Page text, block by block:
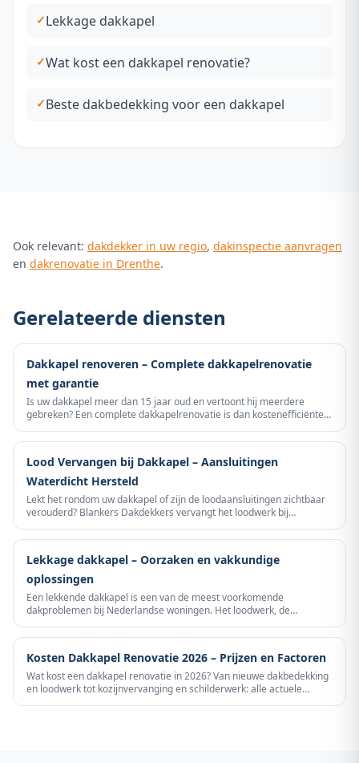
Lekkage dakkapel
Wat kost een dakkapel renovatie?
Beste dakbedekking voor een dakkapel
Ook relevant: dakdekker in uw regio, dakinspectie aanvragen
en dakrenovatie in Drenthe.
Gerelateerde diensten
Dakkapel renoveren – Complete dakkapelrenovatie
met garantie
Is uw dakkapel meer dan 15 jaar oud en vertoont hij meerdere
gebreken? Een complete dakkapelrenovatie is dan kostenefficiënter
dakkapel van dakbedekking tot loodwerk — duurzaam, vakkundig en
Lood Vervangen bij Dakkapel – Aansluitingen
Waterdicht Hersteld
Lekt het rondom uw dakkapel of zijn de loodaansluitingen zichtbaar
verouderd? Blankers Dakdekkers vervangt het loodwerk bij
met het pannendak.
Lekkage dakkapel – Oorzaken en vakkundige
oplossingen
Een lekkende dakkapel is een van de meest voorkomende
dakproblemen bij Nederlandse woningen. Het loodwerk, de
zijn de meest voorkomende boosdoeners. Snel handelen voorkomt
Kosten Dakkapel Renovatie 2026 – Prijzen en Factoren
Wat kost een dakkapel renovatie in 2026? Van nieuwe dakbedekking
en loodwerk tot kozijnvervanging en schilderwerk: alle actuele